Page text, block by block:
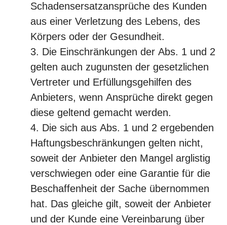
Schadensersatzansprüche des Kunden
aus einer Verletzung des Lebens, des
Körpers oder der Gesundheit.
Die Einschränkungen der Abs. 1 und 2
gelten auch zugunsten der gesetzlichen
Vertreter und Erfüllungsgehilfen des
Anbieters, wenn Ansprüche direkt gegen
diese geltend gemacht werden.
Die sich aus Abs. 1 und 2 ergebenden
Haftungsbeschränkungen gelten nicht,
soweit der Anbieter den Mangel arglistig
verschwiegen oder eine Garantie für die
Beschaffenheit der Sache übernommen
hat. Das gleiche gilt, soweit der Anbieter
und der Kunde eine Vereinbarung über